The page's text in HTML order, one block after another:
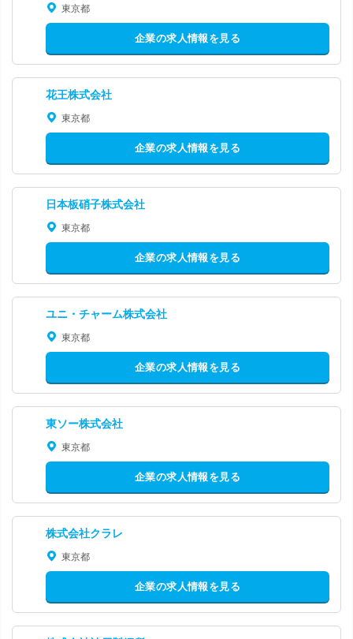
東京都
企業の求人情報を見る
花王株式会社
東京都
企業の求人情報を見る
日本板硝子株式会社
東京都
企業の求人情報を見る
ユニ・チャーム株式会社
東京都
企業の求人情報を見る
東ソー株式会社
東京都
企業の求人情報を見る
株式会社クラレ
東京都
企業の求人情報を見る